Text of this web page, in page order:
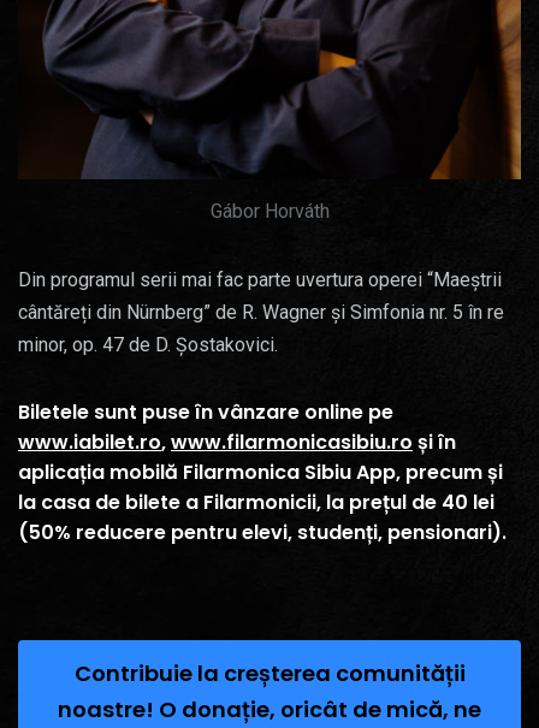
Gábor Horváth
Din programul serii mai fac parte uvertura operei “Maeștrii
cântăreți din Nürnberg” de R. Wagner și Simfonia nr. 5 în re
minor, op. 47 de D. Șostakovici.
Biletele sunt puse în vânzare online pe
www.iabilet.ro,www.filarmonicasibiu.ro și în
aplicația mobilă Filarmonica Sibiu App, precum și
la casa de bilete a Filarmonicii, la prețul de 40 lei
(50% reducere pentru elevi, studenți, pensionari).
Contribuie la creșterea comunității
noastre! O donație, oricât de mică, ne